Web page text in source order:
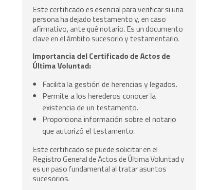
Este certificado es esencial para verificar si una
persona ha dejado testamento y, en caso
afirmativo, ante qué notario. Es un documento
clave en el ámbito sucesorio y testamentario.
Importancia del Certificado de Actos de
Última Voluntad:
Facilita la gestión de herencias y legados.
Permite a los herederos conocer la
existencia de un testamento.
Proporciona información sobre el notario
que autorizó el testamento.
Este certificado se puede solicitar en el
Registro General de Actos de Última Voluntad y
es un paso fundamental al tratar asuntos
sucesorios.